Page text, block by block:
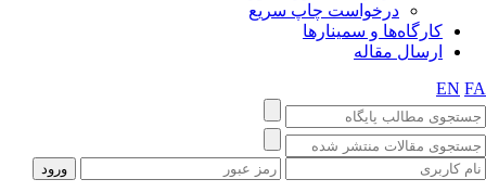
درخواست چاپ سریع
کارگاه‌ها و سمینارها
ارسال مقاله
EN